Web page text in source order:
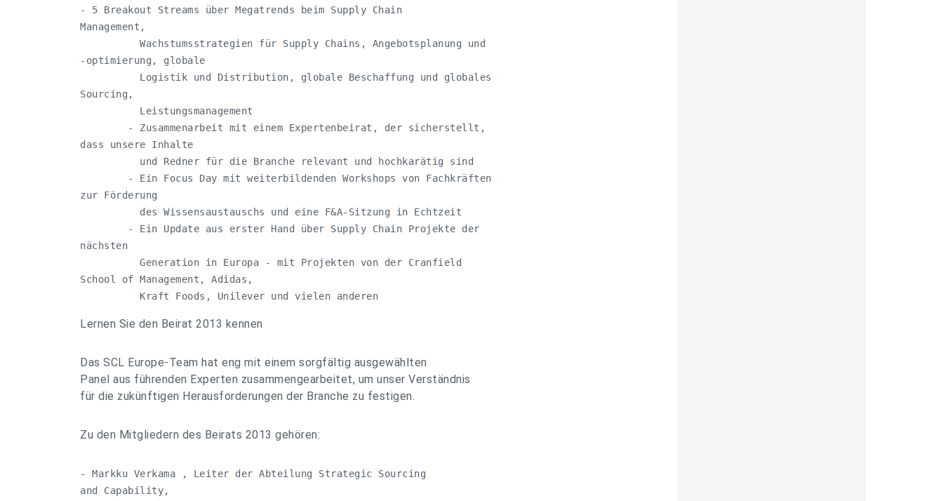
- 5 Breakout Streams über Megatrends beim Supply Chain
Management,
          Wachstumsstrategien für Supply Chains, Angebotsplanung und
-optimierung, globale
          Logistik und Distribution, globale Beschaffung und globales
Sourcing,
          Leistungsmanagement
        - Zusammenarbeit mit einem Expertenbeirat, der sicherstellt,
dass unsere Inhalte
          und Redner für die Branche relevant und hochkarätig sind
        - Ein Focus Day mit weiterbildenden Workshops von Fachkräften
zur Förderung
          des Wissensaustauschs und eine F&A-Sitzung in Echtzeit
        - Ein Update aus erster Hand über Supply Chain Projekte der
nächsten
          Generation in Europa - mit Projekten von der Cranfield
School of Management, Adidas,
          Kraft Foods, Unilever und vielen anderen
Lernen Sie den Beirat 2013 kennen
Das SCL Europe-Team hat eng mit einem sorgfältig ausgewählten
Panel aus führenden Experten zusammengearbeitet, um unser Verständnis
für die zukünftigen Herausforderungen der Branche zu festigen.
Zu den Mitgliedern des Beirats 2013 gehören:
- Markku Verkama , Leiter der Abteilung Strategic Sourcing
and Capability,